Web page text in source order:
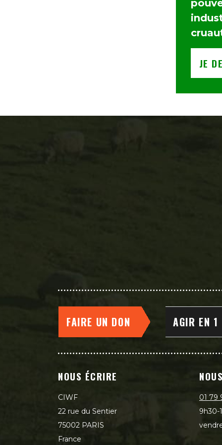
JE
FAIRE UN DON AGIR EN 1
NOUS ÉCRIRE
CIWF
22 rue du Sentier
75002 PARIS
France
01 79
9h30-